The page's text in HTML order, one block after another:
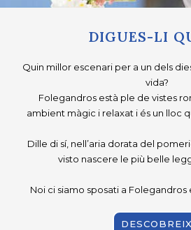
DIGUES-LI
Quin millor escenari per a un dels
vida?
Folegandros està ple de vistes
ambient màgic i relaxat i és un lloc
Dille di sí, nell’aria dorata del
visto nascere le più belle
Noi ci siamo sposati a Folegandros
DESCOBREIX